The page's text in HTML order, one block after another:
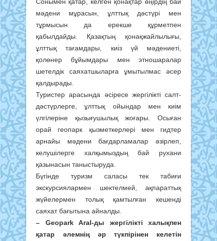
мәдени мұрасын, ұлттық дәстүрі мен
тұрмысын да ерекше құрметпен
қабылдайды. Қазақтың қонақжайлылығы,
ұлттық тағамдары, киіз үй мәдениеті,
қолөнер бұйымдары мен этношаралар
шетелдік саяхатшыларға ұмытылмас әсер
қалдырады.
Туристер арасында әсіресе жергілікті салт-
дәстүрлерге, ұлттық ойындар мен киім
үлгілеріне қызығушылық жоғары. Осыған
орай геопарк қызметкерлері мен гидтер
арнайы мәдени бағдарламалар әзірлеп,
келушілерге халқымыздың бай рухани
қазынасын таныстыруда.
Бүгінде туризм саласы тек табиғи
экскурсиялармен шектелмей, ақпараттық
жүйелермен толық қамтылған кешенді
саяхат бағытына айналды.
– Geopark Aral-ды жергілікті халықпен
қатар әлемнің әр түкпірінен келетін